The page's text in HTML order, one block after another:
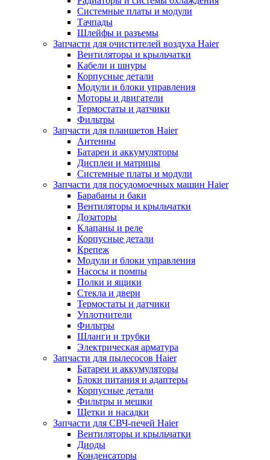
Системные платы и модули
Тачпады
Шлейфы и разъемы
Запчасти для очистителей воздуха Haier
Вентиляторы и крыльчатки
Кабели и шнуры
Корпусные детали
Модули и блоки управления
Моторы и двигатели
Термостаты и датчики
Фильтры
Запчасти для планшетов Haier
Антенны
Батареи и аккумуляторы
Дисплеи и матрицы
Системные платы и модули
Запчасти для посудомоечных машин Haier
Барабаны и баки
Вентиляторы и крыльчатки
Дозаторы
Клапаны и реле
Корпусные детали
Крепеж
Модули и блоки управления
Насосы и помпы
Полки и ящики
Стекла и двери
Термостаты и датчики
Уплотнители
Фильтры
Шланги и трубки
Электрическая арматура
Запчасти для пылесосов Haier
Батареи и аккумуляторы
Блоки питания и адаптеры
Корпусные детали
Фильтры и мешки
Щетки и насадки
Запчасти для СВЧ-печей Haier
Вентиляторы и крыльчатки
Диоды
Конденсаторы